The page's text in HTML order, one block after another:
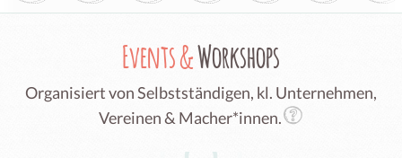
Events &Workshops
Organisiert von Selbstständigen, kl. Unternehmen,
Vereinen & Macher*innen.